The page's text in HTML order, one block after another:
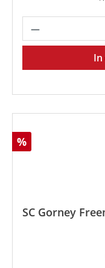
Produkt
Rabatt
%
SC Gorney